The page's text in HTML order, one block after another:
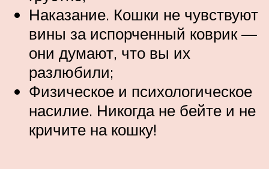
Наказание. Кошки не чувствуют
вины за испорченный коврик —
они думают, что вы их
разлюбили;
Физическое и психологическое
насилие. Никогда не бейте и не
кричите на кошку!